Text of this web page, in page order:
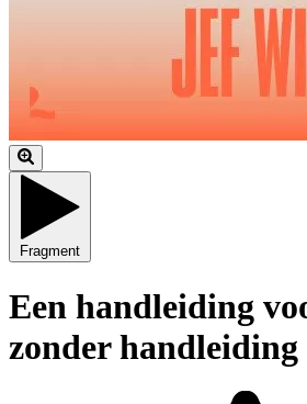
Fragment
Een handleiding
zonder handleiding